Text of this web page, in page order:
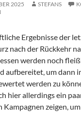
2025 STEFANS
Ergebnisse der
nach der Rückkehr
werden noch
aufbereitet, um dann
werden zu
hier allerdings ein
zeigen,